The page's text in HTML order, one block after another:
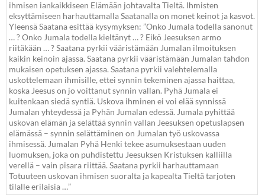
ihmisen iankaikkiseen Elämään johtavalta Tieltä. Ihmisten
eksyttämiseen harhauttamalla Saatanalla on monet keinot ja kasvot.
Yleensä Saatana esittää kysymyksen: ”Onko Jumala todella sanonut
… ? Onko Jumala todella kieltänyt … ? Eikö Jeesuksen armo
riitäkään … ? Saatana pyrkii vääristämään Jumalan ilmoituksen
kaikin keinoin ajassa. Saatana pyrkii vääristämään Jumalan tahdon
mukaisen opetuksen ajassa. Saatana pyrkii valehtelemalla
uskottelemaan ihmisille, ettei synnin tekeminen ajassa haittaa,
koska Jeesus on jo voittanut synnin vallan. Pyhä Jumala ei
kuitenkaan siedä syntiä. Uskova ihminen ei voi elää synnissä
Jumalan yhteydessä ja Pyhän Jumalan edessä. Jumala pyhittää
uskovan elämän ja selättää synnin vallan Jeesuksen opetuslapsen
elämässä – synnin selättäminen on Jumalan työ uskovassa
ihmisessä. Jumalan Pyhä Henki tekee asumuksestaan uuden
luomuksen, joka on puhdistettu Jeesuksen Kristuksen kalliilla
verellä – vain pisara riittää. Saatana pyrkii harhauttamaan
Totuuteen uskovan ihmisen suoralta ja kapealta Tieltä tarjoten
tilalle erilaisia …”